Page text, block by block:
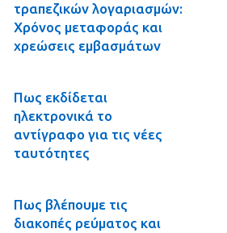
τραπεζικών λογαριασμών:
Χρόνος μεταφοράς και
χρεώσεις εμβασμάτων
Πως εκδίδεται
ηλεκτρονικά το
αντίγραφο για τις νέες
ταυτότητες
Πως βλέπουμε τις
διακοπές ρεύματος και